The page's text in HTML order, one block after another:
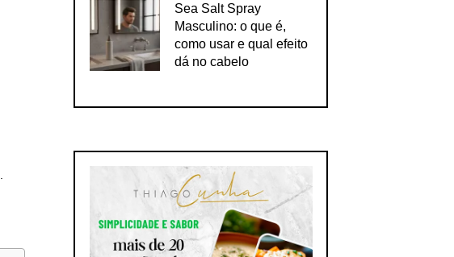
Sea Salt Spray
Masculino: o que é,
como usar e qual efeito
dá no cabelo